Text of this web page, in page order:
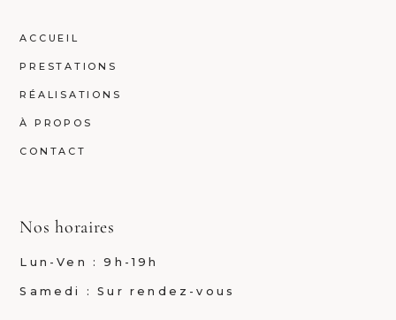
ACCUEIL
PRESTATIONS
RÉALISATIONS
À PROPOS
CONTACT
Nos horaires
Lun-Ven : 9h-19h
Samedi : Sur rendez-vous